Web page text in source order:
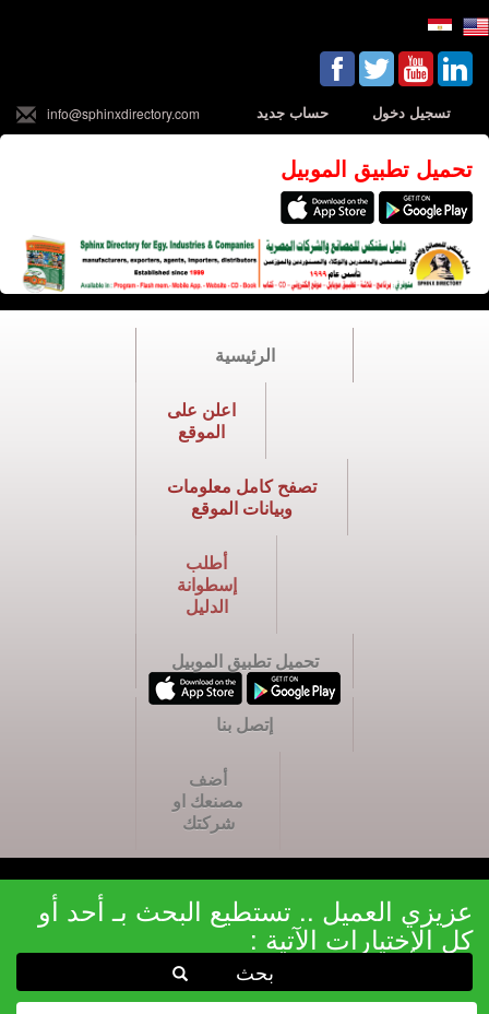
تسجيل دخول حساب جديد info@sphinxdirectory.com
تحميل تطبيق الموبيل
الرئيسية
اعلن على
الموقع
تصفح كامل معلومات
وبيانات الموقع
أطلب
إسطوانة
الدليل
تحميل تطبيق الموبيل
إتصل بنا
أضف
مصنعك او
شركتك
عزيزي العميل .. تستطيع البحث بـ أحد أو
كل الإختيارات الآتية :